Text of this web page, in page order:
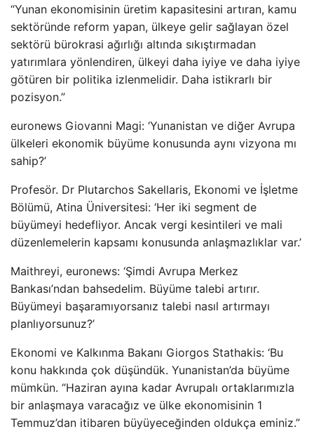
“Yunan ekonomisinin üretim kapasitesini artıran, kamu
sektöründe reform yapan, ülkeye gelir sağlayan özel
sektörü bürokrasi ağırlığı altında sıkıştırmadan
yatırımlara yönlendiren, ülkeyi daha iyiye ve daha iyiye
götüren bir politika izlenmelidir. Daha istikrarlı bir
pozisyon.”
euronews Giovanni Magi: ‘Yunanistan ve diğer Avrupa
ülkeleri ekonomik büyüme konusunda aynı vizyona mı
sahip?’
Profesör. Dr Plutarchos Sakellaris, Ekonomi ve İşletme
Bölümü, Atina Üniversitesi: ‘Her iki segment de
büyümeyi hedefliyor. Ancak vergi kesintileri ve mali
düzenlemelerin kapsamı konusunda anlaşmazlıklar var.’
Maithreyi, euronews: ‘Şimdi Avrupa Merkez
Bankası’ndan bahsedelim. Büyüme talebi artırır.
Büyümeyi başaramıyorsanız talebi nasıl artırmayı
planlıyorsunuz?’
Ekonomi ve Kalkınma Bakanı Giorgos Stathakis: ‘Bu
konu hakkında çok düşündük. Yunanistan’da büyüme
mümkün. “Haziran ayına kadar Avrupalı ​​ortaklarımızla
bir anlaşmaya varacağız ve ülke ekonomisinin 1
Temmuz’dan itibaren büyüyeceğinden oldukça eminiz.”